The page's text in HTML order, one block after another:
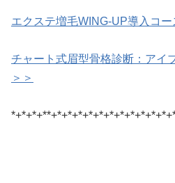
エクステ増毛WING-UP導入コ
チャート式眉型骨格診断：アイ
＞＞